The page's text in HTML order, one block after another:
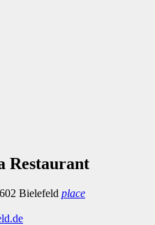
Restaurant
Bielefeld place